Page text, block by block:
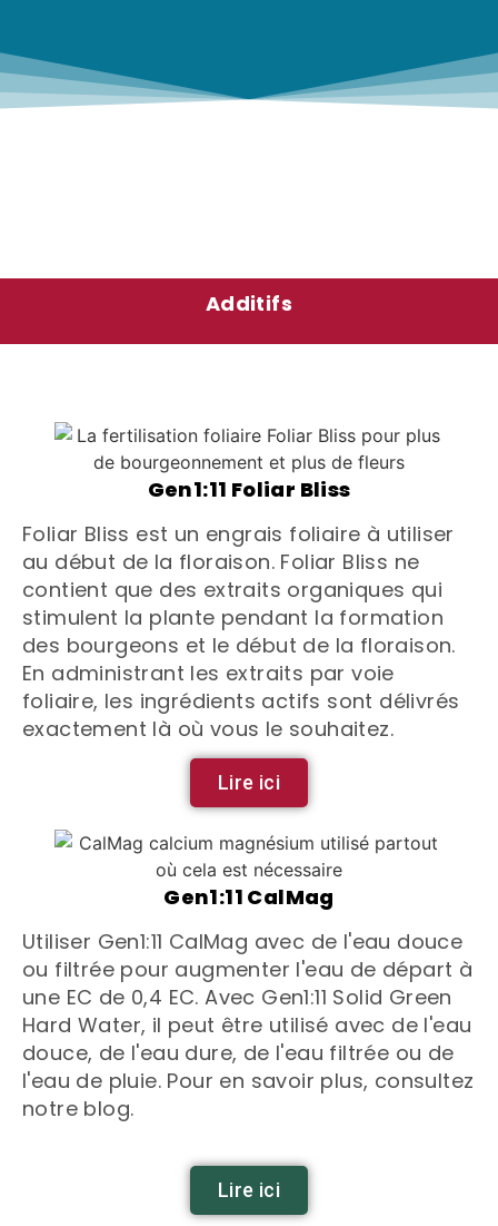
Additifs
Gen1:11 Foliar Bliss
Foliar Bliss est un engrais foliaire à utiliser
au début de la floraison. Foliar Bliss ne
contient que des extraits organiques qui
stimulent la plante pendant la formation
des bourgeons et le début de la floraison.
En administrant les extraits par voie
foliaire, les ingrédients actifs sont délivrés
exactement là où vous le souhaitez.
Lire ici
Gen1:11 CalMag
Utiliser Gen1:11 CalMag avec de l'eau douce
ou filtrée pour augmenter l'eau de départ à
une EC de 0,4 EC. Avec Gen1:11 Solid Green
Hard Water, il peut être utilisé avec de l'eau
douce, de l'eau dure, de l'eau filtrée ou de
l'eau de pluie. Pour en savoir plus, consultez
notre blog.
Lire ici